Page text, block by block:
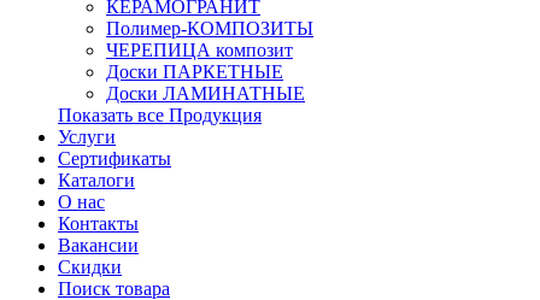
КЕРАМОГРАНИТ
Полимер-КОМПОЗИТЫ
ЧЕРЕПИЦА композит
Доски ПАРКЕТНЫЕ
Доски ЛАМИНАТНЫЕ
Показать все Продукция
Услуги
Сертификаты
Каталоги
О нас
Контакты
Вакансии
Скидки
Поиск товара